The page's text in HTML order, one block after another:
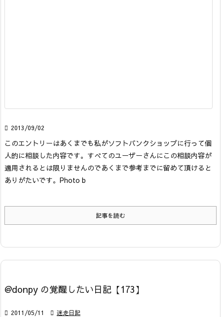
 2013/09/02
このエントリーはあくまでも私がソフトバンクショップに行って個
人的に相談した内容です。すべてのユーザーさんにこの相談内容が
適用されるとは限りませんのであくまで参考までに留めて頂けると
ありがたいです。 Photo b
記事を読む
@donpy の覚醒したい日記【173】
 2011/05/11  迷走日記